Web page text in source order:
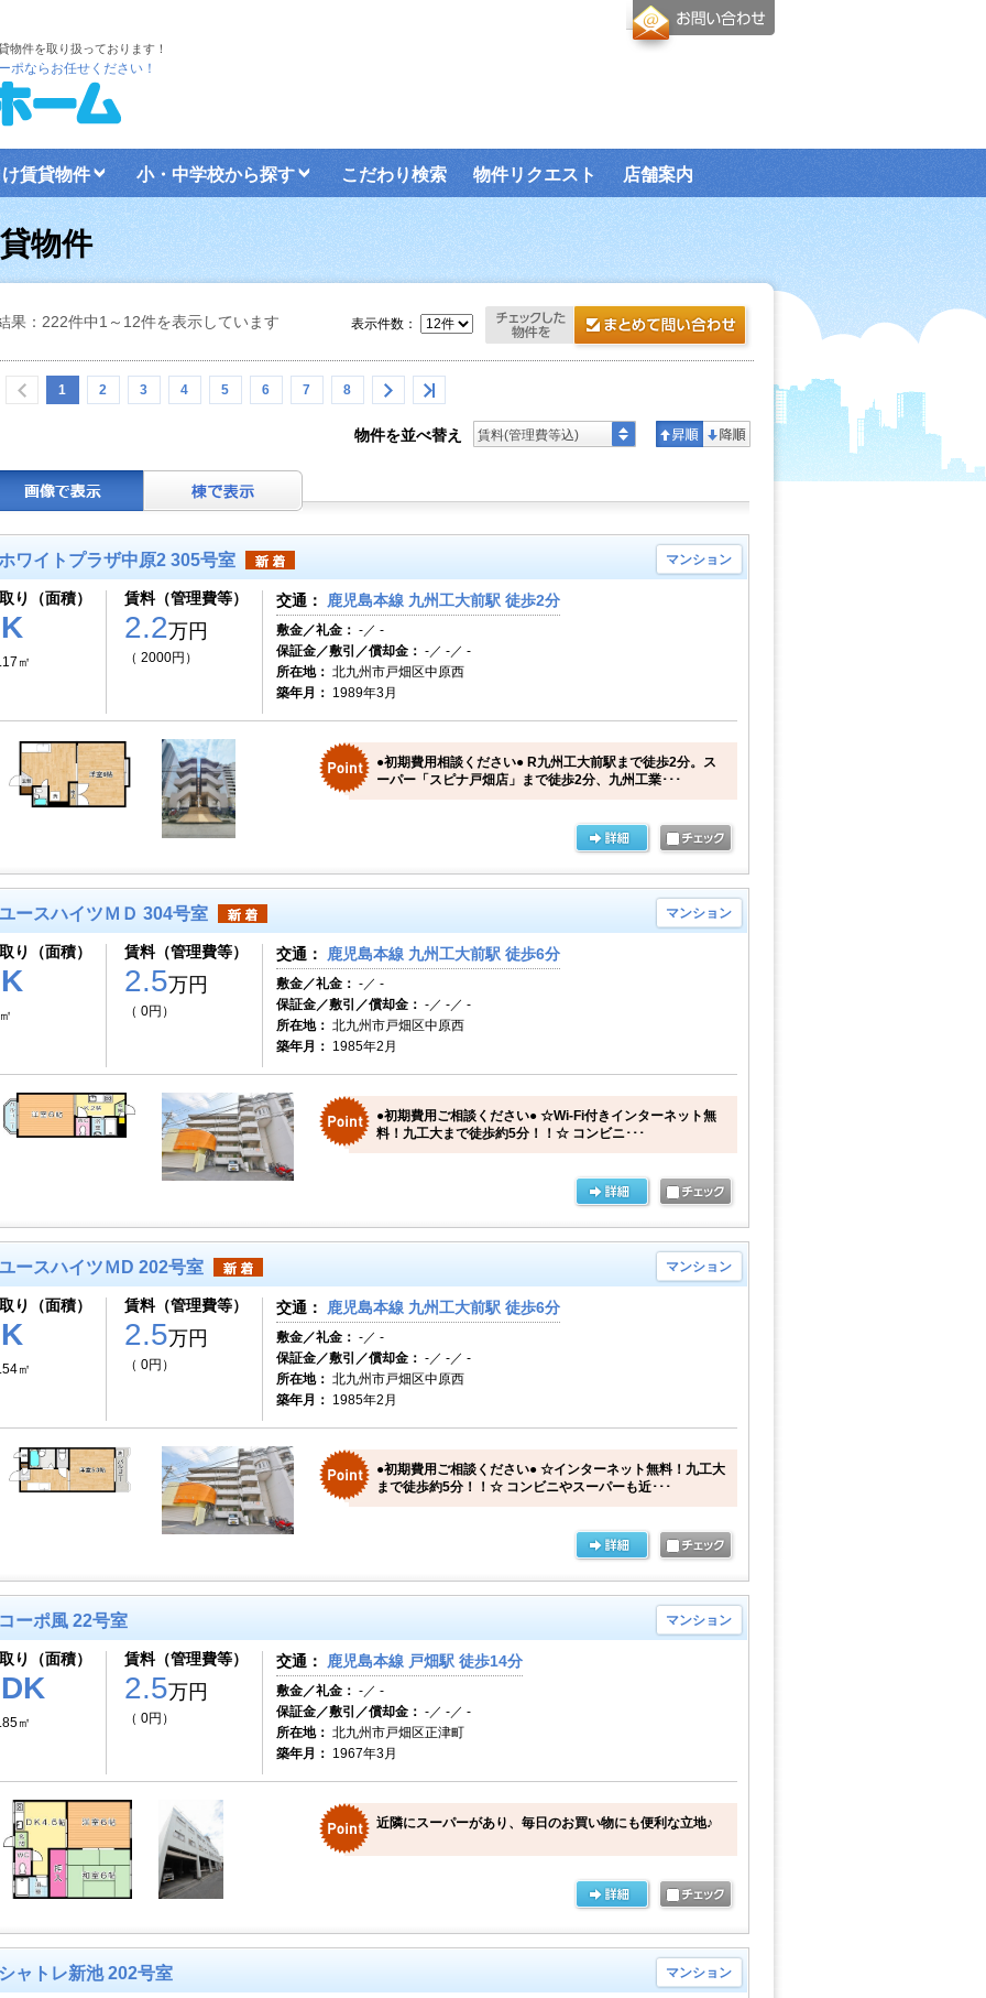
物件を取り扱っております！
ポならお任せください！
賃貸物件 小・中学校から探す こだわり検索 物件リクエスト 店舗案内
物件
果：222件中1～12件を表示しています
1 2 3 4 5 6 7 8
表示件数：
物件を並べ替え 賃料(管理費等込)
ワイトプラザ中原2 305号室 マンション
り（面積）
㎡
賃料（管理費等）
2.2万円
（ 2000円）
交通： 鹿児島本線 九州工大前駅 徒歩2分
敷金／礼金： -／ -
保証金／敷引／償却金： -／ -／ -
所在地： 北九州市戸畑区中原西
築年月： 1989年3月
●初期費用相談ください● R九州工大前駅まで徒歩2分。ス
ーパー「スピナ戸畑店」まで徒歩2分、九州工業･･･
ースハイツＭＤ 304号室 マンション
り（面積） 賃料（管理費等）
2.5万円
（ 0円）
交通： 鹿児島本線 九州工大前駅 徒歩6分
敷金／礼金： -／ -
保証金／敷引／償却金： -／ -／ -
所在地： 北九州市戸畑区中原西
築年月： 1985年2月
●初期費用ご相談ください● ☆Wi-Fi付きインターネット無
料！九工大まで徒歩約5分！！☆ コンビニ･･･
ースハイツＭD 202号室 マンション
り（面積）
㎡
賃料（管理費等）
2.5万円
（ 0円）
交通： 鹿児島本線 九州工大前駅 徒歩6分
敷金／礼金： -／ -
保証金／敷引／償却金： -／ -／ -
所在地： 北九州市戸畑区中原西
築年月： 1985年2月
●初期費用ご相談ください● ☆インターネット無料！九工大
まで徒歩約5分！！☆ コンビニやスーパーも近･･･
ーポ風 22号室 マンション
り（面積）
㎡
賃料（管理費等）
2.5万円
（ 0円）
交通： 鹿児島本線 戸畑駅 徒歩14分
敷金／礼金： -／ -
保証金／敷引／償却金： -／ -／ -
所在地： 北九州市戸畑区正津町
築年月： 1967年3月
近隣にスーパーがあり、毎日のお買い物にも便利な立地♪
ャトレ新池 202号室 マンション